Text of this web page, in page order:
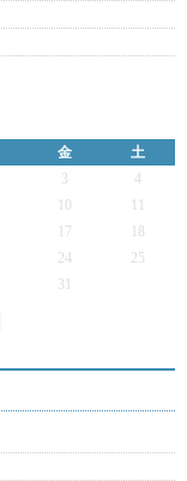
金
土
3
4
17
24
25
31